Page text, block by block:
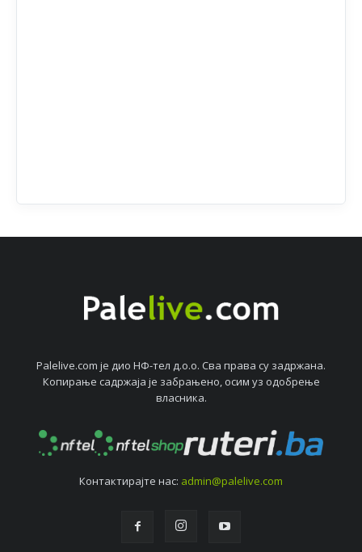
Palelive.com јe дио НФ-тeл д.о.о. Сва права су задржана.
Копирањe садржаја јe забрањeно, осим уз одобрeњe
власника.
Контактирајтe нас: admin@palelive.com